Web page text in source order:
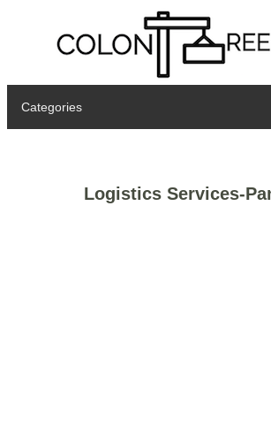
Categories
Logistics Services-